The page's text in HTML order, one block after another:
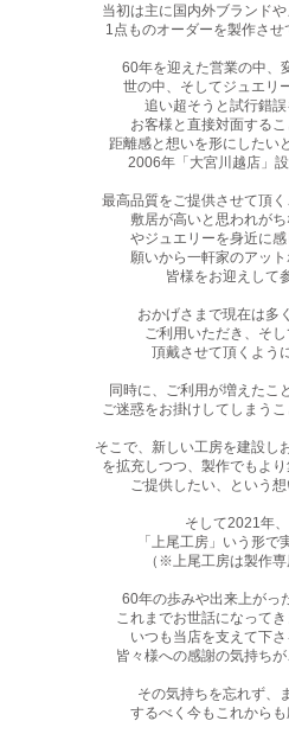
当初は主に国内外ブランド
1点ものオーダーを製作させ
60年を迎えた営業の中、
世の中、そしてジュエリ
追い超そうと試行錯誤
お客様と直接対面する
距離感と想いを形にしたい
2006年「大宮川越店」設
最高品質をご提供させて頂く
敷居が高いと思われが
やジュエリーを身近に
願いから一軒家のアッ
皆様をお迎えして
おかげさまで現在は多
ご利用いただき、そ
頂戴させて頂くよう
同時に、ご利用が増えたこ
ご迷惑をお掛けしてしまう
そこで、新しい工房を建設し
を拡充しつつ、製作でもよ
ご提供したい、という想
そして2021年
「上尾工房」いう形で
（※上尾工房は製作専
60年の歩みや出来上がっ
これまでお世話になって
いつも当店を支えて下
皆々様への感謝の気持ちが
その気持ちを忘れず、
するべく今もこれからも